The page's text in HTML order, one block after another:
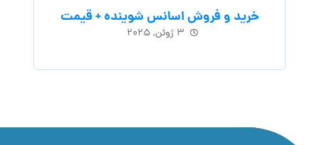
خرید و فروش اسانس شوینده + قیمت
۳ ژوئن, ۲۰۲۵